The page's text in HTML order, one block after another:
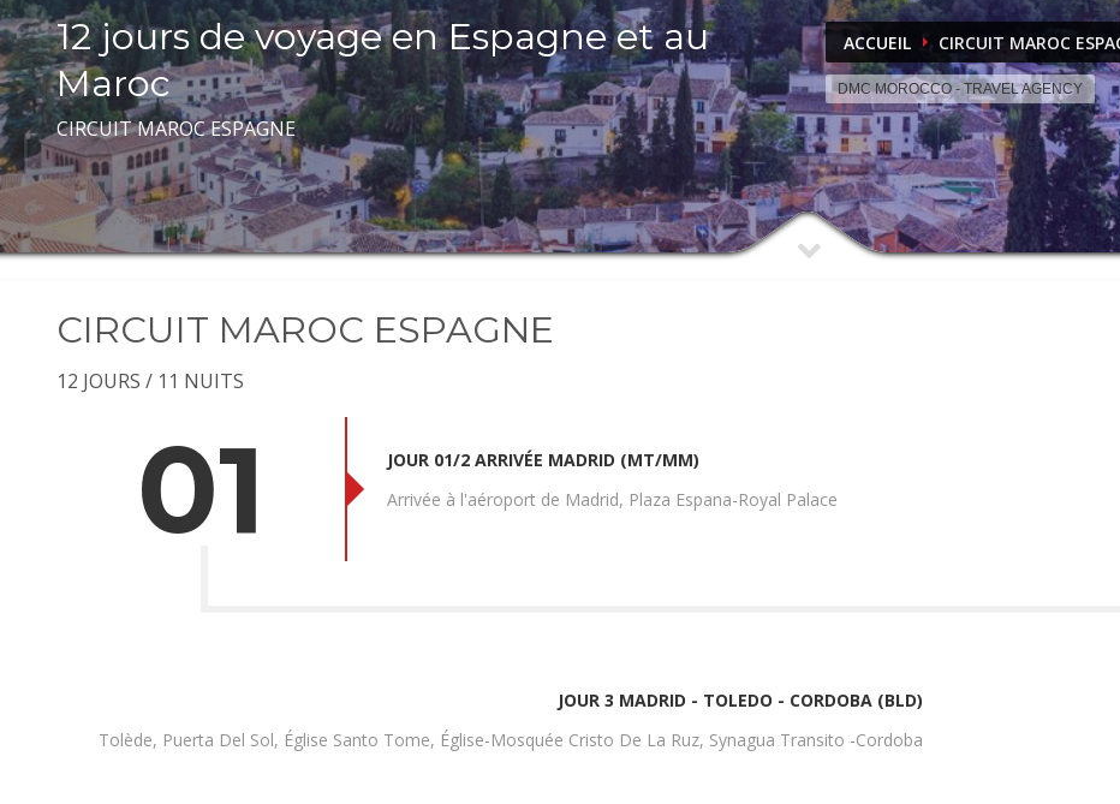
12 jours de voyage en Espagne et au
Maroc
CIRCUIT MAROC ESPAGNE
ACCUEIL CIRCUIT MAROC
DMC MOROCCO - TRAVEL AGENCY
CIRCUIT MAROC ESPAGNE
12 JOURS / 11 NUITS
01
JOUR 01/2 ARRIVÉE MADRID (MT/MM)
Arrivée à l'aéroport de Madrid, Plaza Espana-Royal Palace
JOUR 3 MADRID - TOLEDO - CORDOBA (BLD)
Tolède, Puerta Del Sol, Église Santo Tome, Église-Mosquée Cristo De La Ruz, Synagua Transito -Cordoba